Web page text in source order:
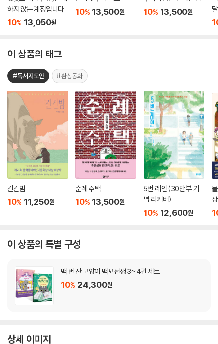
하지 않는 계정입니다
10% 13,050원
10% 13,500원 10% 13,500원
이 상품의 태그
#독서지도안 #환상동화
긴긴밤
10% 11,250원
순례 주택
10% 13,500원
5번 레인 (30만 부 기
념 리커버)
10% 12,600원
이 상품의 특별 구성
백 번 산 고양이 백꼬선생 3~4권 세트
10% 24,300원
상세 이미지